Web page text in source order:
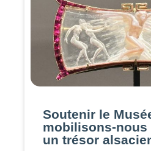
Soutenir le
mobilisons-nous
un trésor